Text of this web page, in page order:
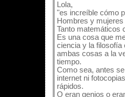
Lola,
"es increíble cómo
Hombres y
Tanto matemáticos
Es una cosa que
ciencia y la filosofía
ambas cosas a la
tiempo.
Como sea, antes
internet ni
rápidos.
O eran genios o